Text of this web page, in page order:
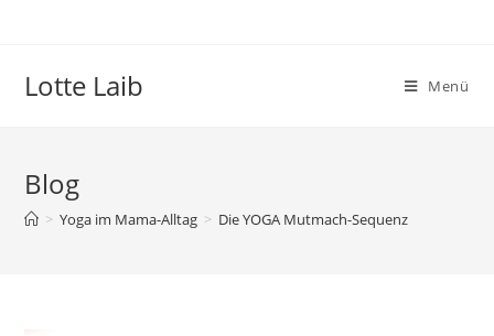
Lotte Laib Menü
Blog
> Yoga im Mama-Alltag > Die YOGA Mutmach-Sequenz